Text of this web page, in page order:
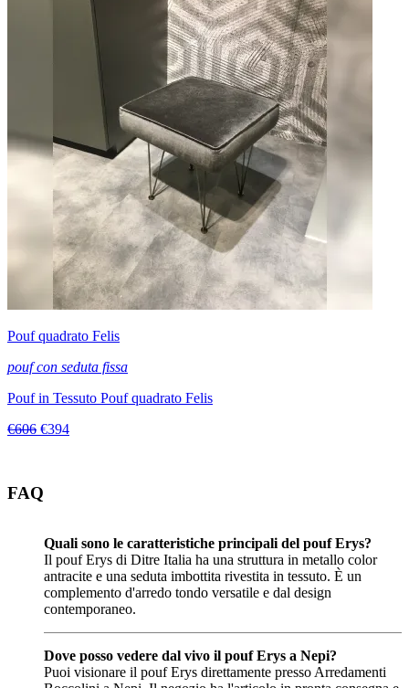
Pouf quadrato Felis
pouf con seduta fissa
Pouf in Tessuto Pouf quadrato Felis
€606 €394
FAQ
Quali sono le caratteristiche principali del pouf Erys?
Il pouf Erys di Ditre Italia ha una struttura in metallo color
antracite e una seduta imbottita rivestita in tessuto. È un
complemento d'arredo tondo versatile e dal design
contemporaneo.
Dove posso vedere dal vivo il pouf Erys a Nepi?
Puoi visionare il pouf Erys direttamente presso Arredamenti